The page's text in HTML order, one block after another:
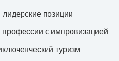
позиции
профессии с импровизацией
туризм